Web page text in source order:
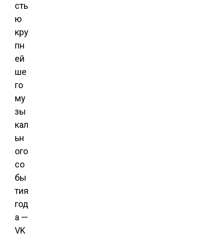
сть
ю
кру
пн
ей
ше
го
му
зы
кал
ьн
ого
со
бы
тия
год
а —
VK